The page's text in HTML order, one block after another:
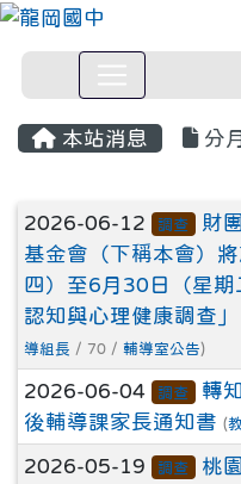
本站消息 分
文章列表
2026-06-12 調查
財
基金會（下稱本會）
四）至6月30日（星
認知與心理健康調查
導組長 / 70 / 輔導室公告)
2026-06-04 調查
轉
後輔導課家長通知書 (
2026-05-19 調查
桃